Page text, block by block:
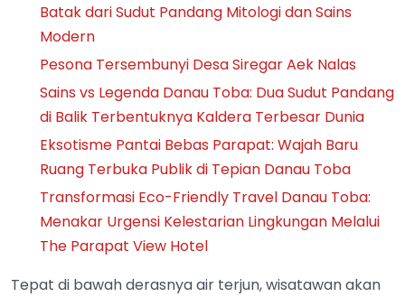
Batak dari Sudut Pandang Mitologi dan Sains
Modern
Pesona Tersembunyi Desa Siregar Aek Nalas
Sains vs Legenda Danau Toba: Dua Sudut Pandang
di Balik Terbentuknya Kaldera Terbesar Dunia
Eksotisme Pantai Bebas Parapat: Wajah Baru
Ruang Terbuka Publik di Tepian Danau Toba
Transformasi Eco-Friendly Travel Danau Toba:
Menakar Urgensi Kelestarian Lingkungan Melalui
The Parapat View Hotel
Tepat di bawah derasnya air terjun, wisatawan akan